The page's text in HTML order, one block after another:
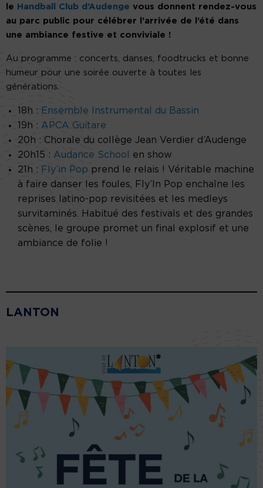
le Handball Club d’Audenge vous donnent rendez-vous
au parc public pour célébrer l’arrivée de l’été dans
une ambiance festive et conviviale !
Au programme : concerts, danses, foodtrucks et bonne
humeur pour une soirée ouverte à toutes les
générations.
18h : Ensemble Instrumental du Bassin
19h : APCA Guitare
20h : Chorale du collège Jean Verdier d’Audenge
20h15 : Audance School
en show
21h : Fly’in Pop prend le relais ! Véritable machine
à faire danser les foules, Fly’In Pop enchaîne les
reprises latino-pop revisitées et les medleys
survitaminés. Habitué des festivals et des grandes
scènes, le groupe promet un final explosif et une
ambiance de folie !
LANTON